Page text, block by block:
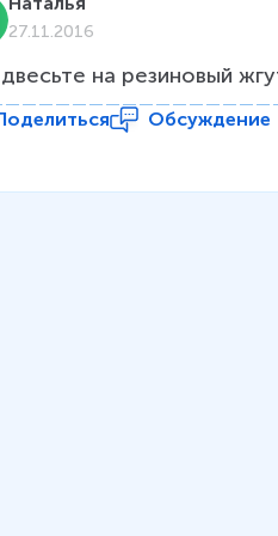
27.11.2016
на резиновый
Обсуждение